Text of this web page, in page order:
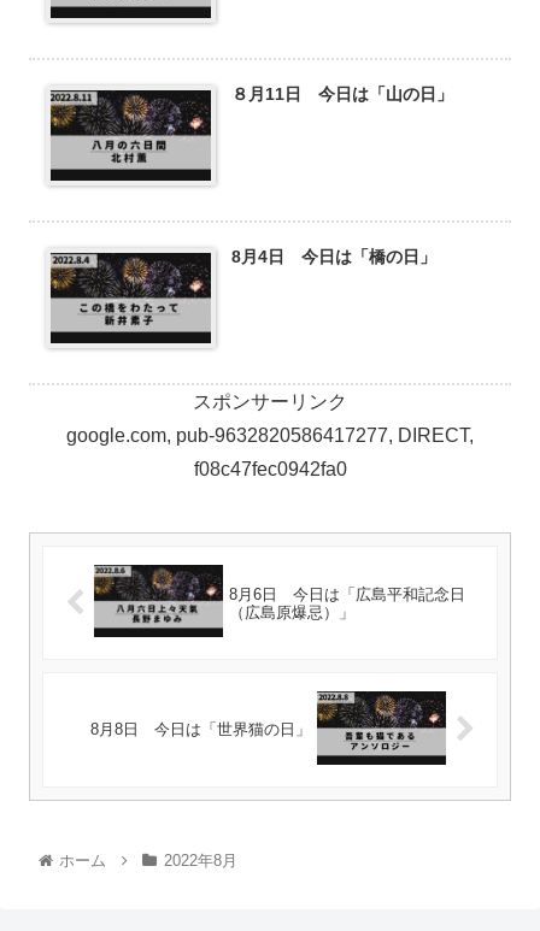
８月11日 今日は「山の日」
8月4日 今日は「橋の日」
スポンサーリンク
google.com, pub-9632820586417277, DIRECT,
f08c47fec0942fa0
8月6日 今日は「広島平和記念日
（広島原爆忌）」
8月8日 今日は「世界猫の日」
ホーム 2022年8月